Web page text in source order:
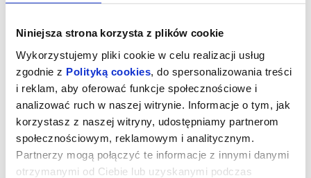
Niniejsza strona korzysta z plików cookie
Wykorzystujemy pliki cookie w celu realizacji usług
zgodnie z Polityką cookies , do spersonalizowania treści
i reklam, aby oferować funkcje społecznościowe i
analizować ruch w naszej witrynie. Informacje o tym, jak
korzystasz z naszej witryny, udostępniamy partnerom
społecznościowym, reklamowym i analitycznym.
Partnerzy mogą połączyć te informacje z innymi danymi
otrzymanymi od Ciebie lub uzyskanymi podczas